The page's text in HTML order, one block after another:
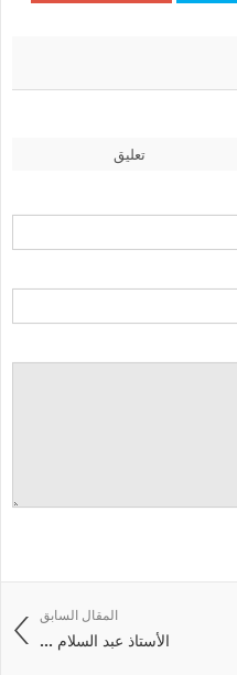
تعليق
المقال السابق
الأستاذ عبد السلام ...